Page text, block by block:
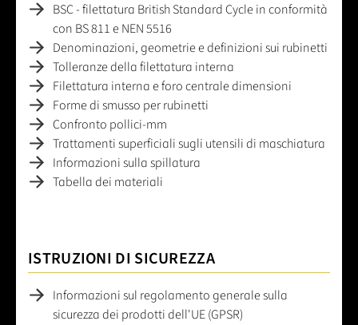
BSC - filettatura British Standard Cycle in conformità
con BS 811 e NEN 5516
Denominazioni, geometrie e definizioni sui rubinetti
Tolleranze della filettatura interna
Filettatura interna e foro centrale dimensioni
Forme di smusso per rubinetti
Confronto pollici-mm
Trattamenti superficiali sugli utensili di maschiatura
Informazioni sulla spillatura
Tabella dei materiali
ISTRUZIONI DI SICUREZZA
Informazioni sul regolamento generale sulla
sicurezza dei prodotti dell'UE (GPSR)